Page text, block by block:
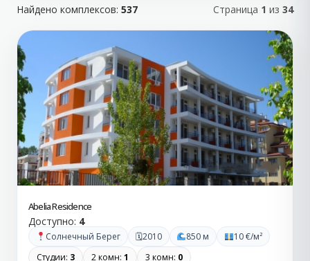
Найдено комплексов: 537 Страница 1 из 34
Abelia Residence
Доступно: 4
Солнечный Берег 🗓2010 850 м
10 €/м²
Студии: 3 2 комн: 1 3 комн: 0